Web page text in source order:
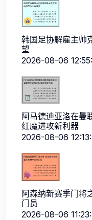
韩国足协解雇主帅
望
2026-08-06
阿马德迪亚洛在曼
红魔进攻新利器
2026-08-06
阿森纳新赛季门将
门员
2026-08-06